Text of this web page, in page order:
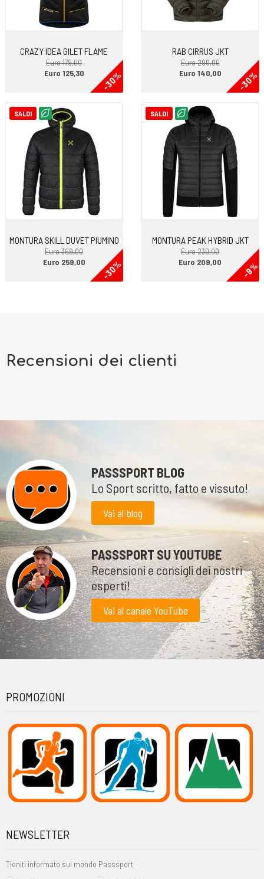
CRAZY IDEA GILET FLAME
Euro 179,00
-30%
Euro 125,30
RAB CIRRUS JKT
Euro 200,00
-30%
Euro 140,00
SALDI
MONTURA SKILL DUVET PIUMINO
Euro 369,00
-30%
Euro 259,00
SALDI
MONTURA PEAK HYBRID JKT
Euro 230,00
-9%
Euro 209,00
Recensioni dei clienti
PASSSPORT BLOG
Lo Sport scritto, fatto e vissuto!
Vai al blog
PASSSPORT SU YOUTUBE
Recensioni e consigli dei nostri
esperti!
Vai al canale YouTube
PROMOZIONI
NEWSLETTER
Tieniti informato sul mondo Passsport